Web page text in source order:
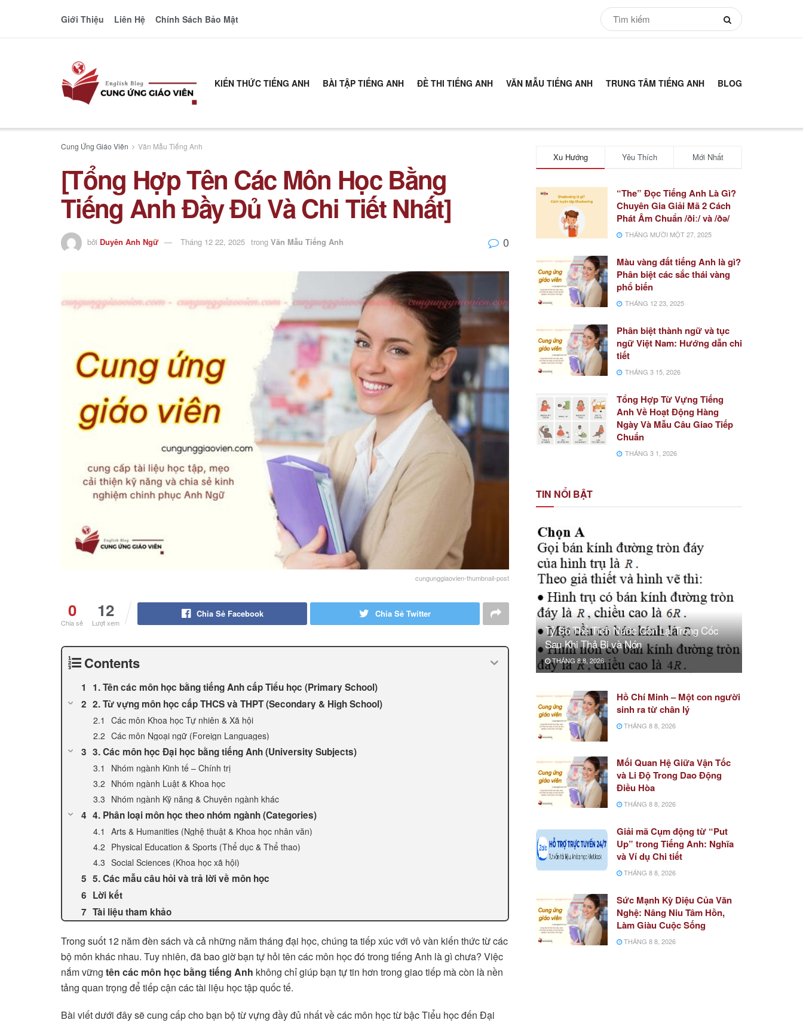
Giới Thiệu Liên Hệ Chính Sách Bảo Mật
KIẾN THỨC TIẾNG ANH BÀI TẬP TIẾNG ANH ĐỀ THI TIẾNG ANH VĂN MẪU TIẾNG ANH TRUNG TÂM TIẾNG ANH BLOG
Cung Ứng Giáo Viên Văn Mẫu Tiếng Anh
[Tổng Hợp Tên Các Môn Học Bằng
Tiếng Anh Đầy Đủ Và Chi Tiết Nhất]
bởi Duyên Anh Ngữ Tháng 12 22, 2025 trong Văn Mẫu Tiếng Anh 0
cungunggiaovien-thumbnail-post
0
Chia sẻ
12
Lượt xem
Chia Sẻ Facebook Chia Sẻ Twitter
Contents
1. Tên các môn học bằng tiếng Anh cấp Tiểu học (Primary School)
2. Từ vựng môn học cấp THCS và THPT (Secondary & High School)
Các môn Khoa học Tự nhiên & Xã hội
Các môn Ngoại ngữ (Foreign Languages)
3. Các môn học Đại học bằng tiếng Anh (University Subjects)
Nhóm ngành Kinh tế – Chính trị
Nhóm ngành Luật & Khoa học
Nhóm ngành Kỹ năng & Chuyên ngành khác
4. Phân loại môn học theo nhóm ngành (Categories)
Arts & Humanities (Nghệ thuật & Khoa học nhân văn)
Physical Education & Sports (Thể dục & Thể thao)
Social Sciences (Khoa học xã hội)
5. Các mẫu câu hỏi và trả lời về môn học
Lời kết
Tài liệu tham khảo
Trong suốt 12 năm đèn sách và cả những năm tháng đại học, chúng ta tiếp xúc với vô vàn kiến thức từ các
bộ môn khác nhau. Tuy nhiên, đã bao giờ bạn tự hỏi tên các môn học đó trong tiếng Anh là gì chưa? Việc
nắm vững tên các môn học bằng tiếng Anh không chỉ giúp bạn tự tin hơn trong giao tiếp mà còn là nền
tảng quan trọng để tiếp cận các tài liệu học tập quốc tế.
Bài viết dưới đây sẽ cung cấp cho bạn bộ từ vựng đầy đủ nhất về các môn học từ bậc Tiểu học đến Đại
Xu Hướng Yêu Thích Mới Nhất
“The” Đọc Tiếng Anh Là Gì?
Chuyên Gia Giải Mã 2 Cách
Phát Âm Chuẩn /ðiː/ và /ðə/
THÁNG MƯỜI MỘT 27, 2025
Màu vàng đất tiếng Anh là gì?
Phân biệt các sắc thái vàng
phổ biến
THÁNG 12 23, 2025
Phân biệt thành ngữ và tục
ngữ Việt Nam: Hướng dẫn chi
tiết
THÁNG 3 15, 2026
Tổng Hợp Từ Vựng Tiếng
Anh Về Hoạt Động Hàng
Ngày Và Mẫu Câu Giao Tiếp
Chuẩn
THÁNG 3 1, 2026
TIN NỔI BẬT
Tỷ Số Thể Tích Nước Còn Lại Trong Cốc
Sau Khi Thả Bi và Nón
THÁNG 8 8, 2026
Hồ Chí Minh – Một con người
sinh ra từ chân lý
THÁNG 8 8, 2026
Mối Quan Hệ Giữa Vận Tốc
và Li Độ Trong Dao Động
Điều Hòa
THÁNG 8 8, 2026
Giải mã Cụm động từ “Put
Up” trong Tiếng Anh: Nghĩa
và Ví dụ Chi tiết
THÁNG 8 8, 2026
Sức Mạnh Kỳ Diệu Của Văn
Nghệ: Nâng Niu Tâm Hồn,
Làm Giàu Cuộc Sống
THÁNG 8 8, 2026